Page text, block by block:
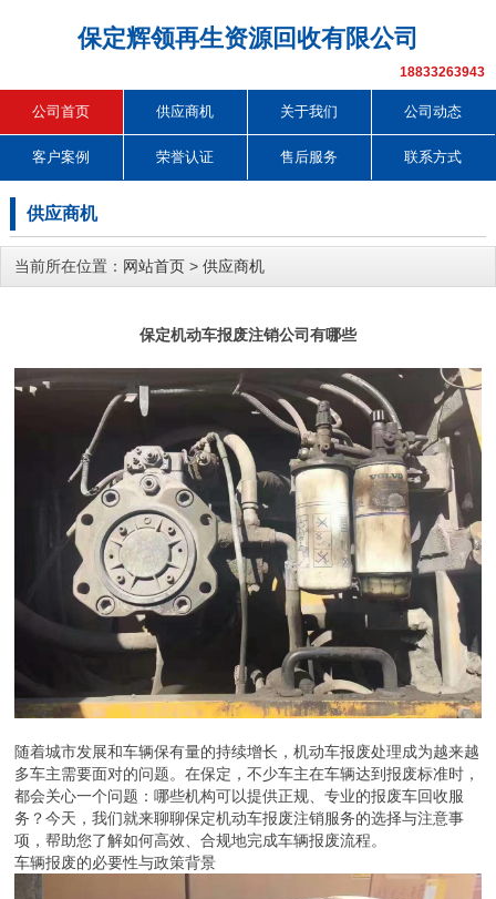
保定辉领再生资源回收有限公司
18833263943
公司首页 供应商机 关于我们 公司动态
客户案例 荣誉认证 售后服务 联系方式
供应商机
当前所在位置： 网站首页 > 供应商机
保定机动车报废注销公司有哪些
随着城市发展和车辆保有量的持续增长，机动车报废处理成为越来越
多车主需要面对的问题。在保定，不少车主在车辆达到报废标准时，
都会关心一个问题：哪些机构可以提供正规、专业的报废车回收服
务？今天，我们就来聊聊保定机动车报废注销服务的选择与注意事
项，帮助您了解如何高效、合规地完成车辆报废流程。
车辆报废的必要性与政策背景